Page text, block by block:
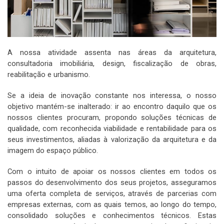
A nossa atividade assenta nas áreas da arquitetura,
consultadoria imobiliária, design, fiscalização de obras,
reabilitação e urbanismo.
Se a ideia de inovação constante nos interessa, o nosso
objetivo mantém-se inalterado: ir ao encontro daquilo que os
nossos clientes procuram, propondo soluções técnicas de
qualidade, com reconhecida viabilidade e rentabilidade para os
seus investimentos, aliadas à valorização da arquitetura e da
imagem do espaço público.
Com o intuito de apoiar os nossos clientes em todos os
passos do desenvolvimento dos seus projetos, asseguramos
uma oferta completa de serviços, através de parcerias com
empresas externas, com as quais temos, ao longo do tempo,
consolidado soluções e conhecimentos técnicos. Estas